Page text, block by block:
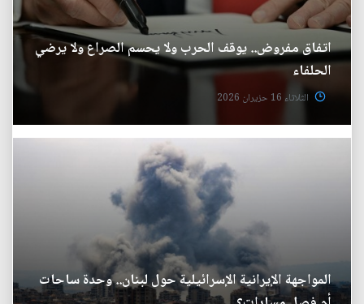
اتفاق مفروض.. يوقف الحرب ولا يحسم الصراع ولا يرضي
الحلفاء
الثلاثاء 16 حزيران 2026
المواجهة الإيرانية الإسرائيلية حول لبنان.. وحدة ساحات